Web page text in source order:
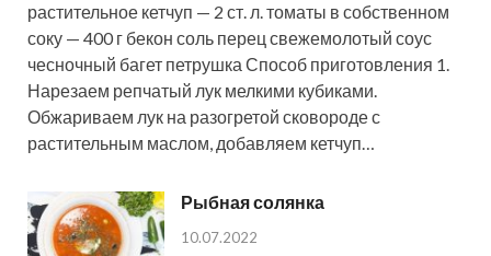
растительное кетчуп — 2 ст. л. томаты в собственном
соку — 400 г бекон соль перец свежемолотый соус
чесночный багет петрушка Способ приготовления 1.
Нарезаем репчатый лук мелкими кубиками.
Обжариваем лук на разогретой сковороде с
растительным маслом, добавляем кетчуп…
Рыбная солянка
10.07.2022